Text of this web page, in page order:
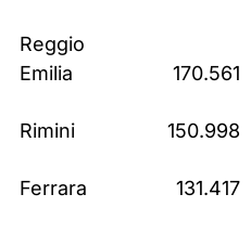
Reggio
Emilia
170.561
Rimini 150.998
Ferrara 131.417